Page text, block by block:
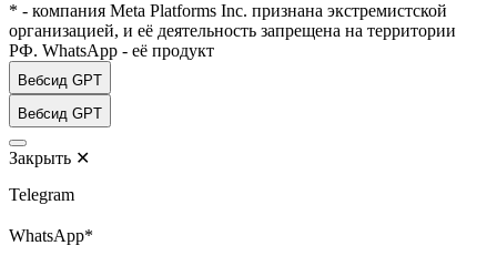
* - компания Meta Platforms Inc. признана экстремистской
организацией, и её деятельность запрещена на территории
РФ. WhatsApp - её продукт
Вебсид GPT
Вебсид GPT
Закрыть ✕
Telegram
WhatsApp*